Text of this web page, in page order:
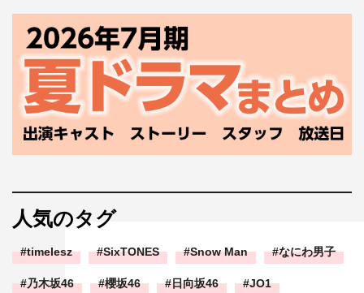
イツはアイドルグループなんですけどちょっとセクシーで
大人な感じのクールな楽曲になっていて、色々な人が聞い
ても「ああ素敵だな」って感じる曲になっていると思って
います。僕が普段している活動よりもクールな感じで、魅
せ方も全然違いますね。徹くんと颯くんは楽曲のイメージ
をすごく表現しているなって思いました。あまり大げさな
て。それが曲を表現するアーティストとしては大事だなっ
て。普段僕らは全員が歌うので、全員がそれぞれ自分を目
立たせるパフォーマンスをしがちなんですけど、それがな
いのが素敵だなって感じました。
人気のタグ
timelesz SixTONES Snow Man なにわ男子
乃木坂46 櫻坂46 日向坂46 JO1